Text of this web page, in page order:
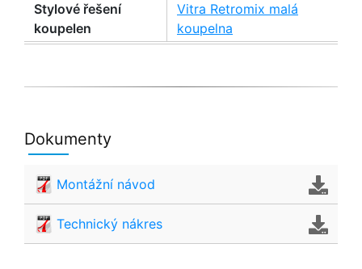
Stylové řešení
koupelen
Vitra Retromix malá
koupelna
Dokumenty
Montážní návod
Technický nákres